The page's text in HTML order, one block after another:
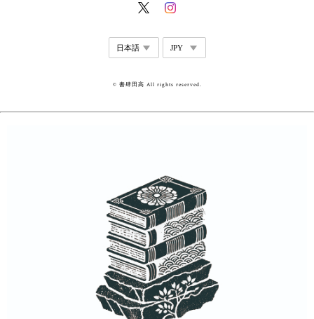
© 書肆田高 All rights reserved.